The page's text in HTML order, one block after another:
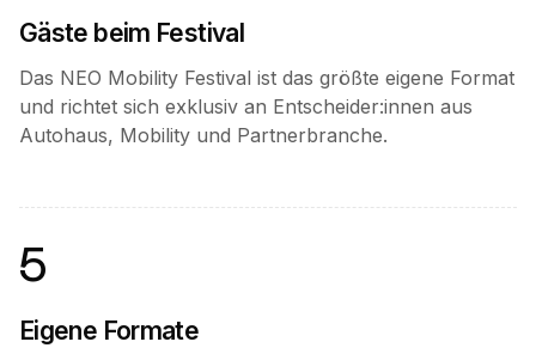
Gäste beim Festival
Das NEO Mobility Festival ist das größte eigene Format
und richtet sich exklusiv an Entscheider:innen aus
Autohaus, Mobility und Partnerbranche.
5
Eigene Formate